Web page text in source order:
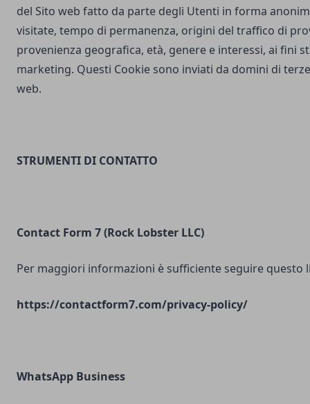
del Sito web fatto da parte degli Utenti in forma
visitate, tempo di permanenza, origini del traffico di
provenienza geografica, età, genere e interessi, ai fini
marketing. Questi Cookie sono inviati da domini di
web.
STRUMENTI DI CONTATTO
Contact Form 7 (Rock Lobster LLC)
Per maggiori informazioni è sufficiente seguire questo
https://contactform7.com/privacy-policy/
WhatsApp Business